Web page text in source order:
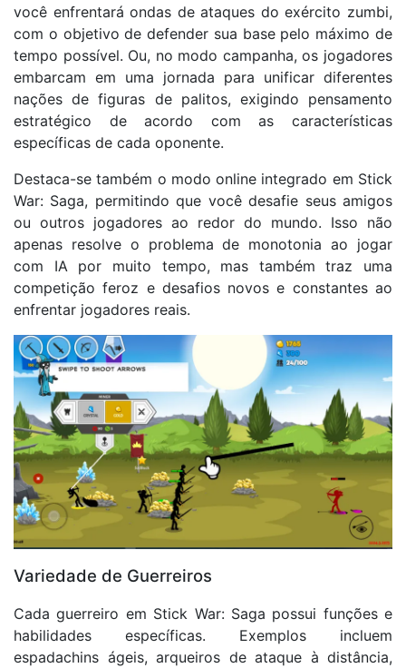
você enfrentará ondas de ataques do exército zumbi,
com o objetivo de defender sua base pelo máximo de
tempo possível. Ou, no modo campanha, os jogadores
embarcam em uma jornada para unificar diferentes
nações de figuras de palitos, exigindo pensamento
estratégico de acordo com as características
específicas de cada oponente.
Destaca-se também o modo online integrado em Stick
War: Saga, permitindo que você desafie seus amigos
ou outros jogadores ao redor do mundo. Isso não
apenas resolve o problema de monotonia ao jogar
com IA por muito tempo, mas também traz uma
competição feroz e desafios novos e constantes ao
enfrentar jogadores reais.
Variedade de Guerreiros
Cada guerreiro em Stick War: Saga possui funções e
habilidades específicas. Exemplos incluem
espadachins ágeis, arqueiros de ataque à distância,